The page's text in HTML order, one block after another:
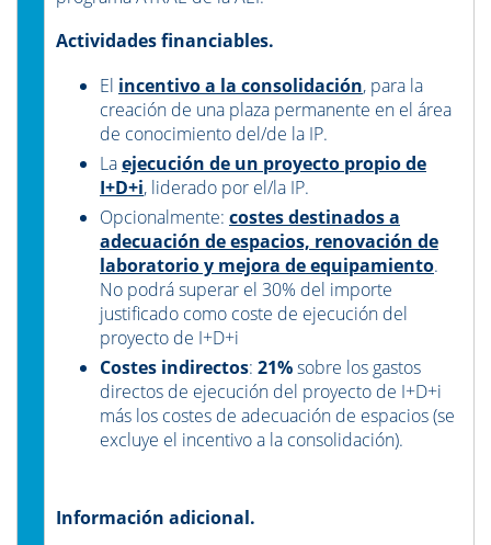
Actividades financiables.
El incentivo a la consolidación, para la
creación de una plaza permanente en el área
de conocimiento del/de la IP.
Laejecución de un proyecto propio de
I+D+i, liderado por el/la IP.
Opcionalmente: costes destinados a
adecuación de espacios, renovación de
laboratorio y mejora de equipamiento.
No podrá superar el 30% del importe
justificado como coste de ejecución del
proyecto de I+D+i
Costes indirectos: 21%sobre los gastos
directos de ejecución del proyecto de I+D+i
más los costes de adecuación de espacios (se
excluye el incentivo a la consolidación).
Información adicional.